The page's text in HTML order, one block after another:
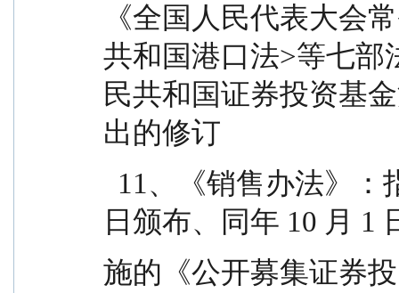
《全国人民代表大会
共和国港口法>等七部
民共和国证券投资基
出的修订
日颁布、同年 10 月 1
施的《公开募集证券